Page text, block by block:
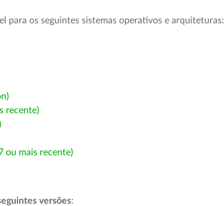
para os seguintes sistemas operativos e arquiteturas:
recente)
ou mais recente)
versões: